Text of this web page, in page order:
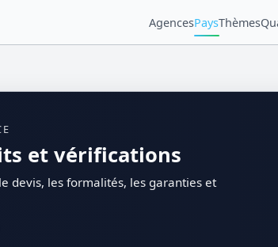
AgencesPaysThèmes
et vérifications
devis, les formalités, les garanties et